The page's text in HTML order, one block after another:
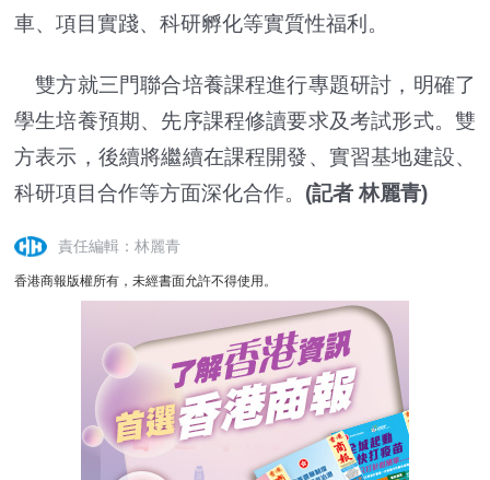
車、項目實踐、科研孵化等實質性福利。
雙方就三門聯合培養課程進行專題研討，明確了
學生培養預期、先序課程修讀要求及考試形式。雙
方表示，後續將繼續在課程開發、實習基地建設、
科研項目合作等方面深化合作。 (記者 林麗青)
責任編輯：林麗青
香港商報版權所有，未經書面允許不得使用。